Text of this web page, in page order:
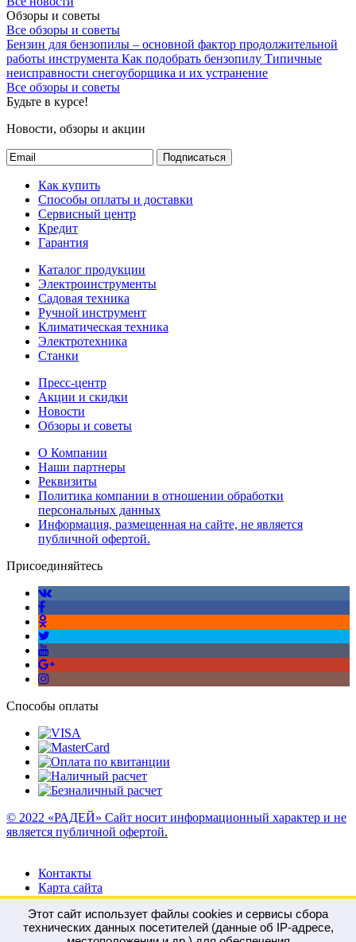
Обзоры и советы
Все обзоры и советы
Бензин для бензопилы – основной фактор продолжительной
работы инструмента Как подобрать бензопилу Типичные
неисправности снегоуборщика и их устранение
Все обзоры и советы
Будьте в курсе!
Новости, обзоры и акции
Подписаться
Как купить
Способы оплаты и доставки
Сервисный центр
Кредит
Гарантия
Каталог продукции
Электроинструменты
Садовая техника
Ручной инструмент
Климатическая техника
Электротехника
Станки
Пресс-центр
Акции и скидки
Новости
Обзоры и советы
О Компании
Наши партнеры
Реквизиты
Политика компании в отношении обработки
персональных данных
Информация, размещенная на сайте, не является
публичной офертой.
Присоединяйтесь
Способы оплаты
© 2022 «РАДЕЙ» Сайт носит информационный характер и не
является публичной офертой.
Контакты
Карта сайта
Этот сайт использует файлы cookies и сервисы сбора
технических данных посетителей (данные об IP-адресе,